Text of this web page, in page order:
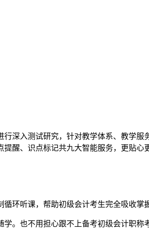
深入测试研究，针对教学体系、教学
醒、识点标记共九大智能服务，更贴心
环听课，帮助初级会计考生完全吸收掌
。也不用担心跟不上备考初级会计职